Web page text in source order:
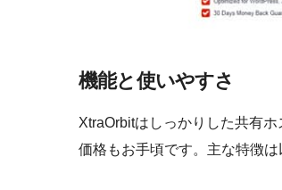
機能と使いやすさ
XtraOrbitはしっかりした共有
価格もお手頃です。主な特徴は